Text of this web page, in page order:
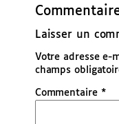
Laisser un
Votre adresse e-
champs
Commentaire *